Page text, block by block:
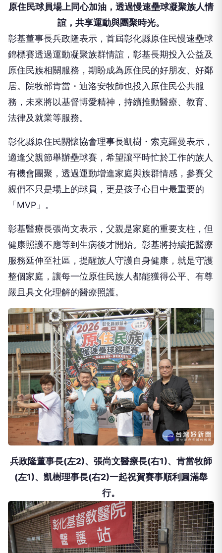
原住民球員場上同心加油，透過慢速壘球凝聚族人情
誼，共享運動與團聚時光。
彰基董事長兵政隆表示，首屆彰化縣原住民慢速壘球
錦標賽透過運動凝聚族群情誼，彰基長期投入公益及
原住民族相關服務，期盼成為原住民的好朋友、好鄰
居。院牧部肯當・迪洛安牧師也投入原住民公共服
務，未來將以基督博愛精神，持續推動醫療、教育、
法律及就業等服務。
彰化縣原住民關懷協會理事長凱樹・索克羅曼表示，
適逢父親節舉辦壘球賽，希望讓平時忙於工作的族人
有機會團聚，透過運動增進家庭與族群情感，參賽父
親們不只是場上的球員，更是孩子心目中最重要的
「MVP」。
彰基醫療長張尚文表示，父親是家庭的重要支柱，但
健康照護不應等到生病後才開始。彰基將持續把醫療
服務延伸至社區，提醒族人守護自身健康，就是守護
整個家庭，讓每一位原住民族人都能獲得公平、有尊
嚴且具文化理解的醫療照護。
兵政隆董事長(左2)、張尚文醫療長(右1)、肯當牧師
(左1)、凱樹理事長(右2)一起祝賀賽事順利圓滿舉
行。